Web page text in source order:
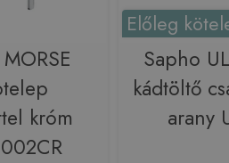
króm
Előleg
Sapho
kádtöltő
arany